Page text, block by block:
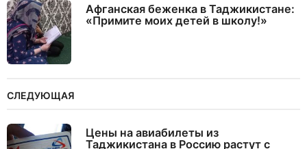
Афганская беженка в Таджикистане:
«Примите моих детей в школу!»
СЛЕДУЮЩАЯ
Цены на авиабилеты из
Таджикистана в Россию растут с